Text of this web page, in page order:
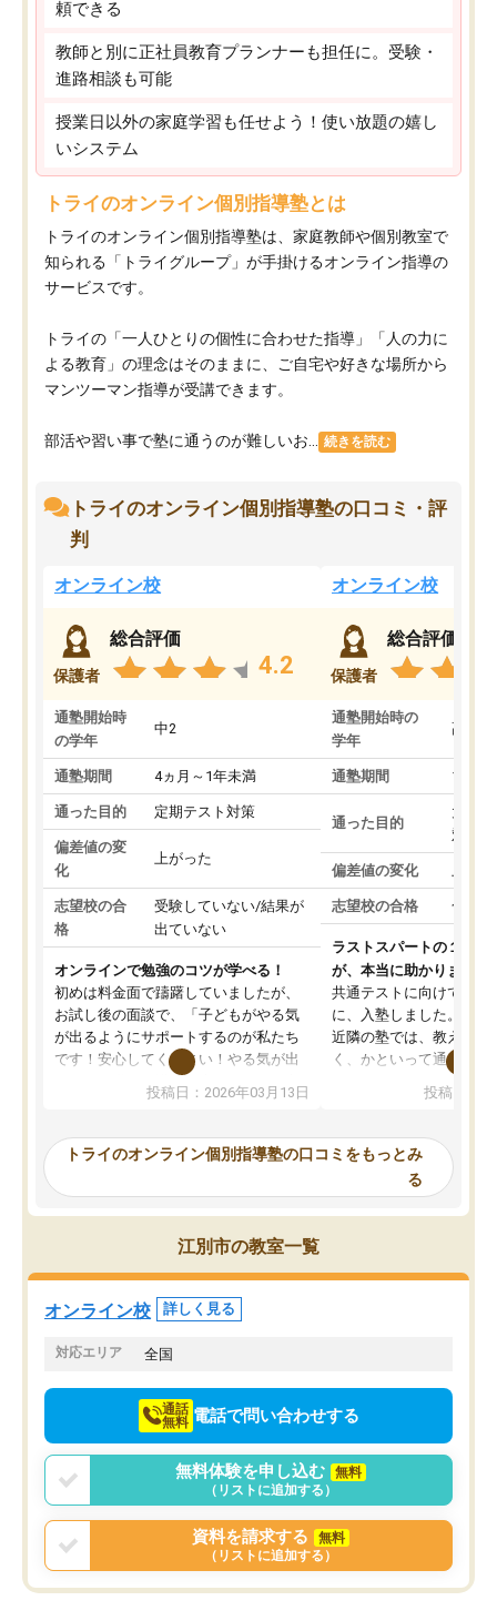
頼できる
教師と別に正社員教育プランナーも担任に。受験・
進路相談も可能
授業日以外の家庭学習も任せよう！使い放題の嬉し
いシステム
トライのオンライン個別指導塾とは
トライのオンライン個別指導塾は、家庭教師や個別教室で
知られる「トライグループ」が手掛けるオンライン指導の
サービスです。
トライの「一人ひとりの個性に合わせた指導」「人の力に
よる教育」の理念はそのままに、ご自宅や好きな場所から
マンツーマン指導が受講できます。
部活や習い事で塾に通うのが難しいお... 続きを読む
トライのオンライン個別指導塾の口コミ・評
判
オンライン校
保護者
総合評価
4.2
通塾開始時
の学年
中2
通塾期間 4ヵ月～1年未満
通った目的 定期テスト対策
偏差値の変
化
上がった
志望校の合
格
受験していない/結果が
出ていない
オンラインで勉強のコツが学べる！
初めは料金面で躊躇していましたが、
お試し後の面談で、「子どもがやる気
が出るようにサポートするのが私たち
です！安心してください！やる気が出
ないのは私たち講師の責任です」と言
ってくださり、確かに！と考えて、思
ったんですが、学生の先生から学ぶこ
み、徐々に成績が上がったらいいなと
思っていました。何が今足りないのか
を的確に指導いただき、子どももびっ
くりするほど楽しんでやる気を持って
塾を受けています。狙い通り、少しず
つ成績も上がり、苦手意識も無くなっ
てきたので、さらに苦手な数学も追加
でお願いしました。来年の高校受験に
投稿日：2026年03月13日
オンライン校
保護者
総合評価
通塾開始時の
学年
高3
通塾期間 1～3
通った目的
大学
対策
偏差値の変化
志望校の合格 合格
ラストスパートの１か月
が、本当に助かりました
共通テストに向けての追
に、入塾しました。田舎
近隣の塾では、教えても
く、かといって通うには
可能なので本当に助か
らないところをピンポイ
頂いて、とてもわかり
していました。一生を
スト、多少お金がかかっ
投稿日：
トライのオンライン個別指導塾の口コミをもっとみ
る
江別市の教室一覧
オンライン校 詳しく見る
対応エリア 全国
通話
無料 電話で問い合わせする
無料体験を申し込む
無料
（リストに追加する）
資料を請求する
無料
（リストに追加する）